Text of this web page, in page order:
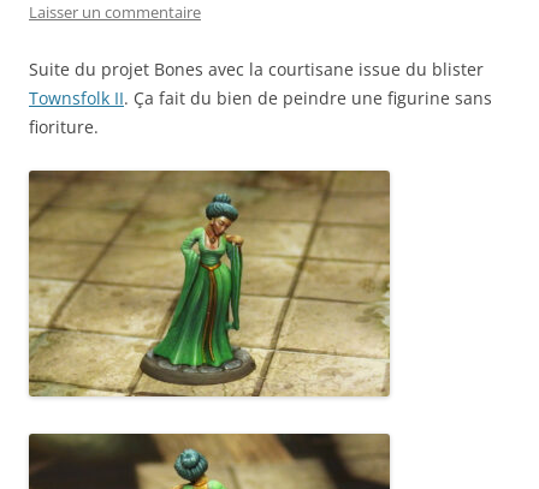
Laisser un commentaire
Suite du projet Bones avec la courtisane issue du blister
Townsfolk II. Ça fait du bien de peindre une figurine sans
fioriture.